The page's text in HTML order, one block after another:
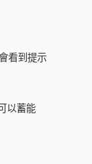
看到提示
以蓄能